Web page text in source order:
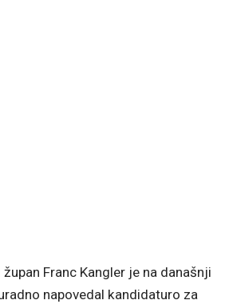
Franc Kangler je na današnji
napovedal kandidaturo za